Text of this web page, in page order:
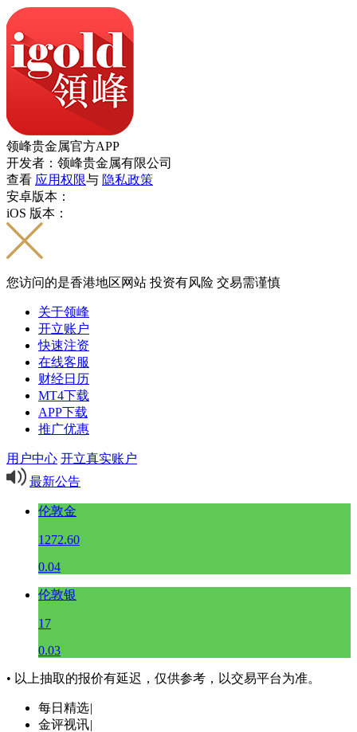
领峰贵金属官方APP
开发者：领峰贵金属有限公司
查看 应用权限与 隐私政策
安卓版本：
iOS 版本：
您访问的是香港地区网站 投资有风险 交易需谨慎
关于领峰
开立账户
快速注资
在线客服
财经日历
MT4下载
APP下载
推广优惠
用户中心 开立真实账户
最新公告
伦敦金
1272.60
0.04
伦敦银
17
0.03
• 以上抽取的报价有延迟，仅供参考，以交易平台为准。
每日精选|
金评视讯|